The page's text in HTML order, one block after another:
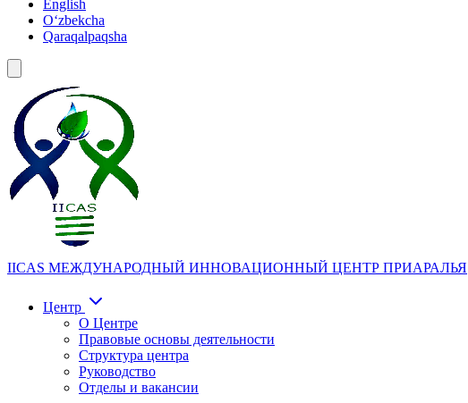
English
Oʻzbekcha
Qaraqalpaqsha
IICAS МЕЖДУНАРОДНЫЙ ИННОВАЦИОННЫЙ ЦЕНТР ПРИАРАЛЬЯ
Центр
О Центре
Правовые основы деятельности
Структура центра
Руководство
Отделы и вакансии